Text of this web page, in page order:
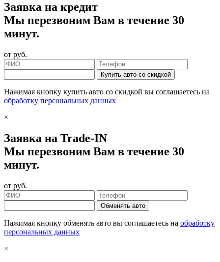
Заявка на кредит
Мы перезвоним Вам в течение 30
минут.
от руб.
Купить авто со скидкой
Нажимая кнопку купить авто со скидкой вы соглашаетесь на
обработку персональных данных
×
Заявка на Trade-IN
Мы перезвоним Вам в течение 30
минут.
от руб.
Обменять авто
Нажимая кнопку обменять авто вы соглашаетесь на обработку
персональных данных
×